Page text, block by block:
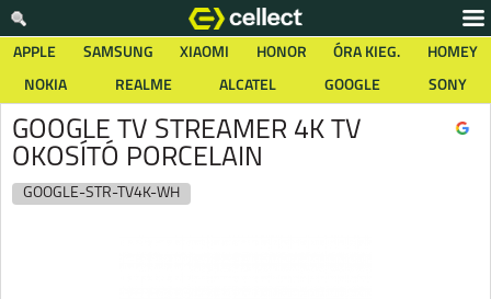
APPLE SAMSUNG XIAOMI HONOR ÓRA KIEG.
HOMEY
NOKIA
REALME ALCATEL GOOGLE SONY
GOOGLE TV STREAMER 4K TV
OKOSÍTÓ PORCELAIN
GOOGLE-STR-TV4K-WH